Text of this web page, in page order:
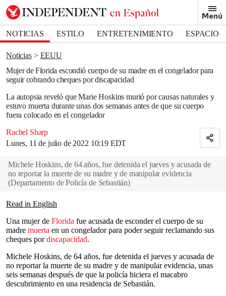
Menú
NOTICIAS ESTILO ENTRETENIMIENTO
ESPACIO
DEPORTES
Noticias
EEUU
Mujer de Florida escondió cuerpo de su madre en el congelador para
seguir cobrando cheques por discapacidad
La autopsia reveló que Marie Hoskins murió por causas naturales y
estuvo muerta durante unas dos semanas antes de que su cuerpo
fuera colocado en el congelador
Rachel Sharp
Lunes, 11 de julio de 2022 10:19 EDT
Bookmark popover
Removed from bookmarks
Close popover
Michele Hoskins, de 64 años, fue detenida el jueves y acusada de
no reportar la muerte de su madre y de manipular evidencia
(Departamento de Policía de Sebastián)
Read in English
Una mujer de Florida fue acusada de esconder el cuerpo de su
madre muerta en un congelador para poder seguir reclamando sus
cheques pordiscapacidad.
Michele Hoskins, de 64 años, fue detenida el jueves y acusada de
no reportar la muerte de su madre y de manipular evidencia, unas
seis semanas después de que la policía hiciera el macabro
descubrimiento en una residencia de Sebastián.